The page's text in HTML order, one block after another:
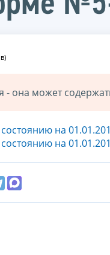
- она может
на
на